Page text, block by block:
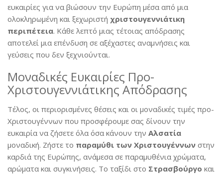
ευκαιρίες για να βιώσουν την Ευρώπη μέσα από μια
ολοκληρωμένη και ξεχωριστή χριστουγεννιάτικη
περιπέτεια. Κάθε λεπτό μιας τέτοιας απόδρασης
αποτελεί μια επένδυση σε αξέχαστες αναμνήσεις και
γεύσεις που δεν ξεχνιούνται.
Μοναδικές Ευκαιρίες Προ-
Χριστουγεννιάτικης Απόδρασης
Τέλος, οι περιορισμένες θέσεις και οι μοναδικές τιμές προ-
Χριστουγέννων που προσφέρουμε σας δίνουν την
ευκαιρία να ζήσετε όλα όσα κάνουν την Αλσατία
μοναδική. Ζήστε το παραμύθι των Χριστουγέννων στην
καρδιά της Ευρώπης, ανάμεσα σε παραμυθένια χρώματα,
αρώματα και συγκινήσεις. Το ταξίδι στο Στρασβούργο και